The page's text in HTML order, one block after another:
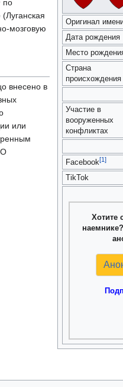
Оригинал
Дата рождения
Место
Страна
происхождения
Участие в
вооруженных
конфликтах
Facebook[1]
TikTok
Хотите
по
мозговую
внесено в
или